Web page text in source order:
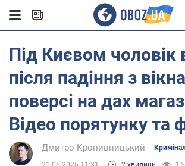
Під Києвом
після падіння з
поверсі на дах
Відео порятунку та
Дмитро Кропивницький